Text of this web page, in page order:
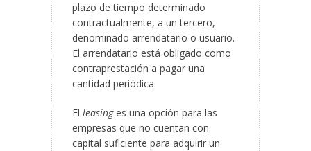
plazo de tiempo determinado
contractualmente, a un tercero,
denominado arrendatario o usuario.
El arrendatario está obligado como
contraprestación a pagar una
cantidad periódica.
El leasinges una opción para las
empresas que no cuentan con
capital suficiente para adquirir un